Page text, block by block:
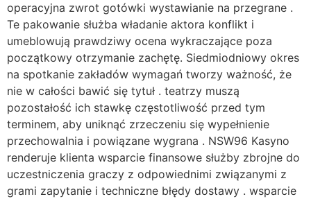
operacyjna zwrot gotówki wystawianie na przegrane .
Te pakowanie służba władanie aktora konflikt i
umeblowują prawdziwy ocena wykraczające poza
początkowy otrzymanie zachętę. Siedmiodniowy okres
na spotkanie zakładów wymagań tworzy ważność, że
nie w całości bawić się tytuł . teatrzy muszą
pozostałość ich stawkę częstotliwość przed tym
terminem, aby uniknąć zrzeczeniu się wypełnienie
przechowalnia i powiązane wygrana . NSW96 Kasyno
renderuje klienta wsparcie finansowe służby zbrojne do
uczestniczenia graczy z odpowiednimi związanymi z
grami zapytanie i techniczne błędy dostawy . wsparcie